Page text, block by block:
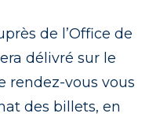
de l’Office de
délivré sur le
rendez-vous vous
des billets, en